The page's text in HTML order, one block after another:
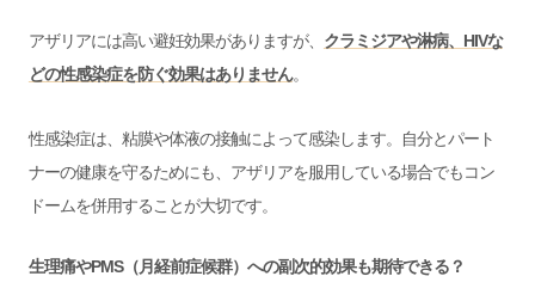
アザリアには高い避妊効果がありますが、 クラミジアや淋病、HIVな
どの性感染症を防ぐ効果はありません。
性感染症は、粘膜や体液の接触によって感染します。自分とパート
ナーの健康を守るためにも、アザリアを服用している場合でもコン
ドームを併用することが大切です。
生理痛やPMS（月経前症候群）への副次的効果も期待できる？